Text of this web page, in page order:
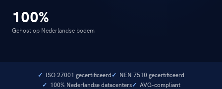
100%
Gehost op Nederlandse bodem
ISO 27001 gecertificeerd
NEN 7510 gecertificeerd
100% Nederlandse datacenters
AVG-compliant